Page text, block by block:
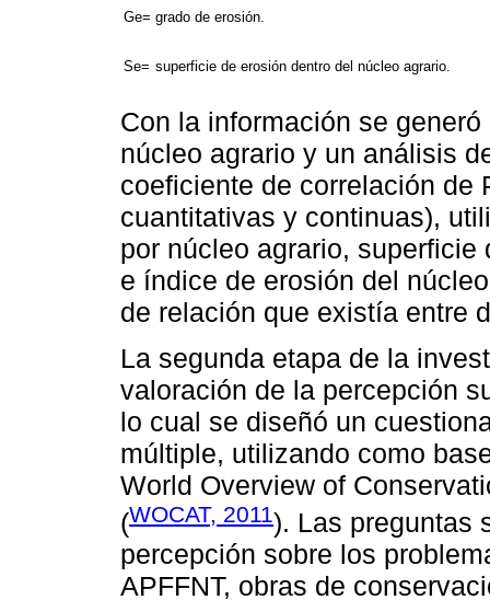
Ge= grado de erosión.
Se= superficie de erosión dentro del núcleo agrario.
Con la información se
núcleo agrario y un análisis
coeficiente de correlación de
cuantitativas y continuas),
por núcleo agrario,
e índice de erosión del
de relación que existía entre
La segunda etapa de la
valoración de la percepción
lo cual se diseñó un
múltiple, utilizando como
World Overview of
(WOCAT, 2011). Las preguntas
percepción sobre los
APFFNT, obras de